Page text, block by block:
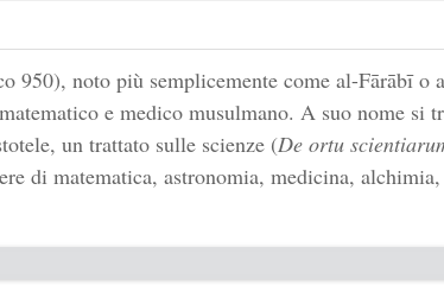
950), noto più semplicemente come al-Fārābī o
e medico musulmano. A suo nome si
un trattato sulle scienze (De ortu
di matematica, astronomia, medicina,